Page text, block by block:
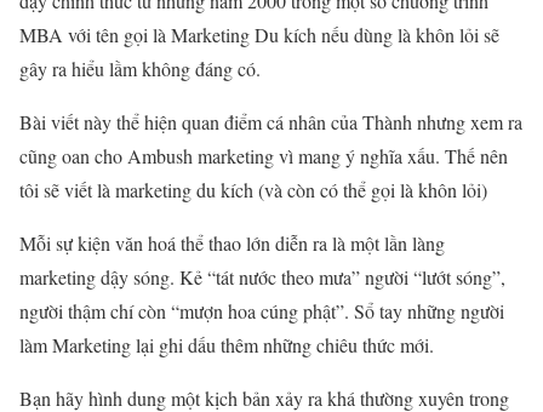
MBA với tên gọi là Marketing Du kích nếu dùng là khôn lỏi sẽ
gây ra hiểu lầm không đáng có.
Bài viết này thể hiện quan điểm cá nhân của Thành nhưng xem ra
cũng oan cho Ambush marketing vì mang ý nghĩa xấu. Thế nên
tôi sẽ viết là marketing du kích (và còn có thể gọi là khôn lỏi)
Mỗi sự kiện văn hoá thể thao lớn diễn ra là một lần làng
marketing dậy sóng. Kẻ “tát nước theo mưa” người “lướt sóng”,
người thậm chí còn “mượn hoa cúng phật”. Sổ tay những người
làm Marketing lại ghi dấu thêm những chiêu thức mới.
Bạn hãy hình dung một kịch bản xảy ra khá thường xuyên trong